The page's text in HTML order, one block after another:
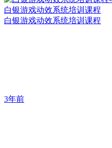
白银游戏动效系统培训课程
白银游戏动效系统培训课程
3年前